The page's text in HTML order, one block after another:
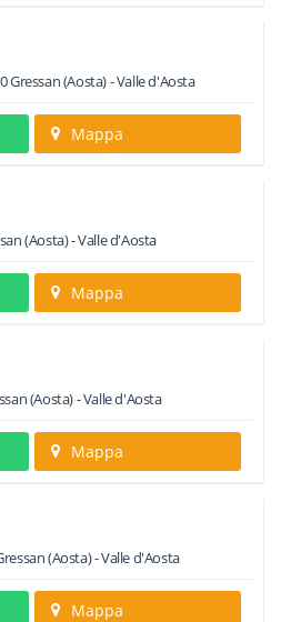
Gressan(Aosta) -Valle d'Aosta
Mappa
(Aosta) -Valle d'Aosta
Mappa
(Aosta) -Valle d'Aosta
Mappa
(Aosta) -Valle d'Aosta
Mappa